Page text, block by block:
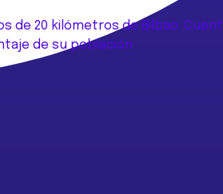
de 20 kilómetros de Bilbao.
de su población.